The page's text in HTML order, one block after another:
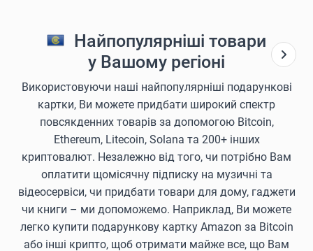
Найпопулярніші товари
у Вашому регіоні
Використовуючи наші найпопулярніші подарункові
картки, Ви можете придбати широкий спектр
повсякденних товарів за допомогою Bitcoin,
Ethereum, Litecoin, Solana та 200+ інших
криптовалют. Незалежно від того, чи потрібно Вам
оплатити щомісячну підписку на музичні та
відеосервіси, чи придбати товари для дому, гаджети
чи книги – ми допоможемо. Наприклад, Ви можете
легко купити подарункову картку Amazon за Bitcoin
або інші крипто, щоб отримати майже все, що Вам